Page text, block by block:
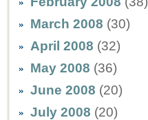
March 2008 (30)
April 2008 (32)
May 2008 (36)
June 2008 (20)
July 2008 (20)